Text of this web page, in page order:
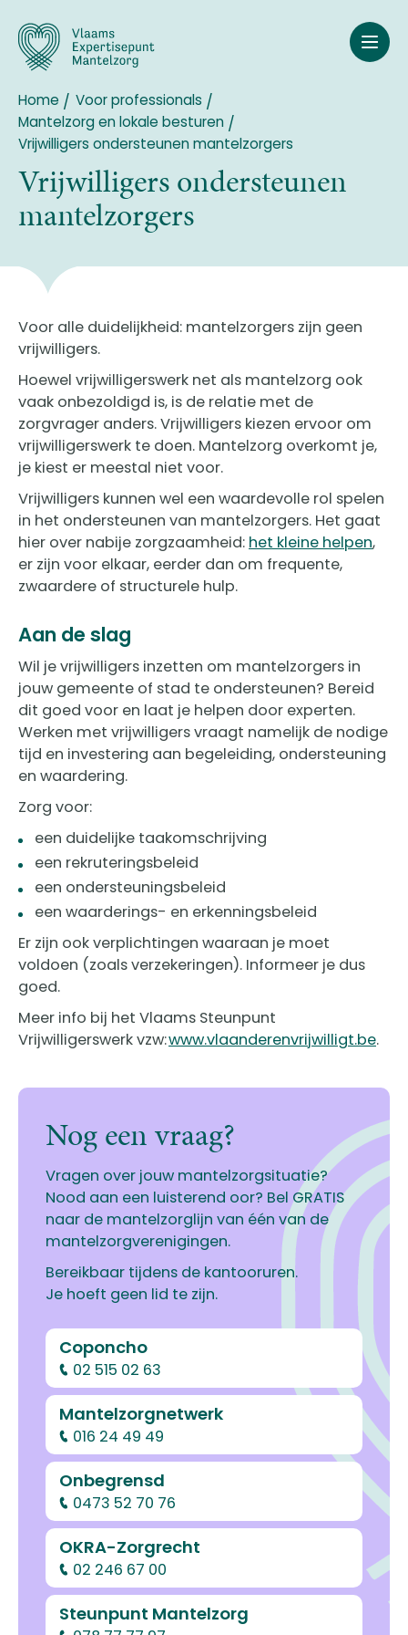
naar
inhoud
gaan
Breadcrumb
Home
Voor professionals
Mantelzorg en lokale besturen
Vrijwilligers ondersteunen mantelzorgers
Vrijwilligers ondersteunen
mantelzorgers
Voor alle duidelijkheid: mantelzorgers zijn geen
vrijwilligers.
Hoewel vrijwilligerswerk net als mantelzorg ook
vaak onbezoldigd is, is de relatie met de
zorgvrager anders. Vrijwilligers kiezen ervoor om
vrijwilligerswerk te doen. Mantelzorg overkomt je,
je kiest er meestal niet voor.
Vrijwilligers kunnen wel een waardevolle rol spelen
in het ondersteunen van mantelzorgers. Het gaat
hier over nabije zorgzaamheid: het kleine helpen,
er zijn voor elkaar, eerder dan om frequente,
zwaardere of structurele hulp.
Aan de slag
Wil je vrijwilligers inzetten om mantelzorgers in
jouw gemeente of stad te ondersteunen? Bereid
dit goed voor en laat je helpen door experten.
Werken met vrijwilligers vraagt namelijk de nodige
tijd en investering aan begeleiding, ondersteuning
en waardering.
Zorg voor:
een duidelijke taakomschrijving
een rekruteringsbeleid
een ondersteuningsbeleid
een waarderings- en erkenningsbeleid
Er zijn ook verplichtingen waaraan je moet
voldoen (zoals verzekeringen). Informeer je dus
goed.
Meer info bij het Vlaams Steunpunt
Vrijwilligerswerk vzw:www.vlaanderenvrijwilligt.be.
Nog een vraag?
Vragen over jouw mantelzorgsituatie?
Nood aan een luisterend oor? Bel GRATIS
naar de mantelzorglijn van één van de
mantelzorgverenigingen.
Bereikbaar tijdens de kantooruren.
Je hoeft geen lid te zijn.
Coponcho
02 515 02 63
Mantelzorgnetwerk
016 24 49 49
Onbegrensd
0473 52 70 76
OKRA-Zorgrecht
02 246 67 00
Steunpunt Mantelzorg